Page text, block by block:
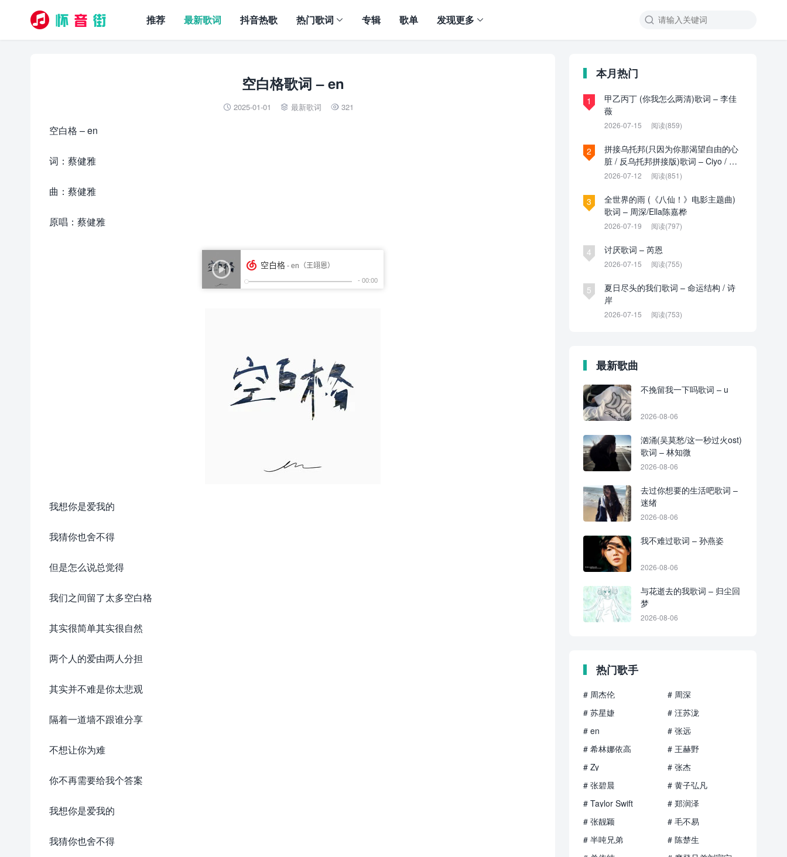

推荐 最新歌词 抖音热歌 热门歌词 专辑 歌单 发现更多
空白格歌词 – en
 2025-01-01  最新歌词  321
空白格 – en
词：蔡健雅
曲：蔡健雅
原唱：蔡健雅
我想你是爱我的
我猜你也舍不得
但是怎么说总觉得
我们之间留了太多空白格
其实很简单其实很自然
两个人的爱由两人分担
其实并不难是你太悲观
隔着一道墙不跟谁分享
不想让你为难
你不再需要给我个答案
我想你是爱我的
我猜你也舍不得
本月热门
1
甲乙丙丁 (你我怎么两清)歌词 – 李佳
薇
2026-07-15 阅读(859)
2
拼接乌托邦(只因为你那渴望自由的心
脏 / 反乌托邦拼接版)歌词 – Ciyo / 见
过夏天P / 乌托邦P
2026-07-12 阅读(851)
3
全世界的雨 (《八仙！》电影主题曲)
歌词 – 周深/Ella陈嘉桦
2026-07-19 阅读(797)
4 讨厌歌词 – 芮恩
2026-07-15 阅读(755)
5
夏日尽头的我们歌词 – 命运结构 / 诗
岸
2026-07-15 阅读(753)
最新歌曲
不挽留我一下吗歌词 – u
2026-08-06
汹涌(吴莫愁/这一秒过火ost)
歌词 – 林知微
2026-08-06
去过你想要的生活吧歌词 –
迷绪
2026-08-06
我不难过歌词 – 孙燕姿
2026-08-06
与花逝去的我歌词 – 归尘回
梦
2026-08-06
热门歌手
# 周杰伦
# 周深
# 苏星婕
# 汪苏泷
# en
# 张远
# 希林娜依高
# 王赫野
# Zy
# 张杰
# 张碧晨
# 黄子弘凡
# Taylor Swift
# 郑润泽
# 张靓颖
# 毛不易
# 半吨兄弟
# 陈楚生